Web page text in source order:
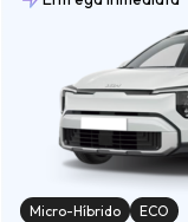
Micro-Híbrido ECO